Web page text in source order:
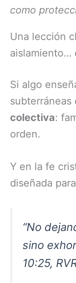
como
Una lección
aislamiento…
Si algo
subterráneas
colectiva:
orden.
Y en la fe
diseñada
“No
sino
10:25,